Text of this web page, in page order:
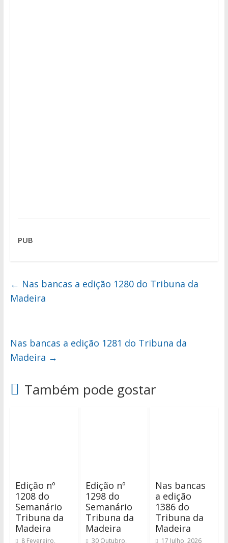
PUB
← Nas bancas a edição 1280 do Tribuna da
Madeira
Nas bancas a edição 1281 do Tribuna da
Madeira →
Também pode gostar
Edição nº
1208 do
Semanário
Tribuna da
Madeira
8 Fevereiro,
Edição nº
1298 do
Semanário
Tribuna da
Madeira
30 Outubro,
Nas bancas
a edição
1386 do
Tribuna da
Madeira
17 Julho, 2026